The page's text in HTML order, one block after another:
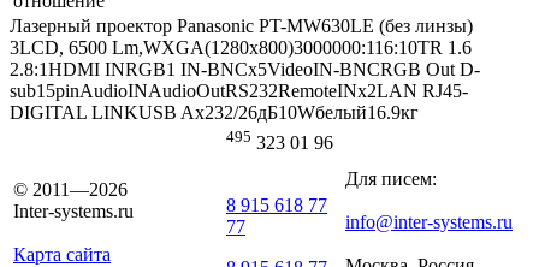
Лазерный проектор Panasonic PT-MW630LE (без линзы)
3LCD, 6500 Lm,WXGA(1280x800)3000000:116:10TR 1.6
2.8:1HDMI INRGB1 IN-BNCx5VideoIN-BNCRGB Out D-
sub15pinAudioINAudioOutRS232RemoteINx2LAN RJ45-
DIGITAL LINKUSB Ax232/26дБ10Wбелый16.9кг
© 2011—2026
Inter-systems.ru
Карта сайта
495 323 01 96
8 915 618 77
77
Для писем:
info@inter-systems.ru